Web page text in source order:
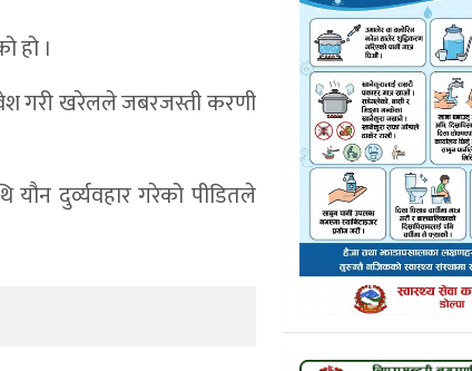
हो ।
गरी खरेलले जबरजस्ती करणी
दुर्व्यवहार गरेको पीडितले